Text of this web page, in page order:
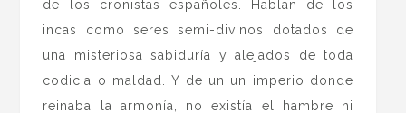
de los cronistas españoles. Hablan de los
incas como seres semi-divinos dotados de
una misteriosa sabiduría y alejados de toda
codicia o maldad. Y de un un imperio donde
reinaba la armonía, no existía el hambre ni